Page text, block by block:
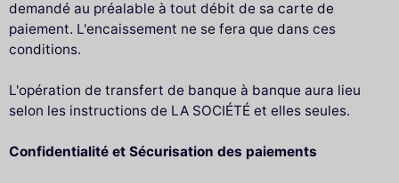
demandé au préalable à tout débit de sa carte de
paiement. L'encaissement ne se fera que dans ces
conditions.
L'opération de transfert de banque à banque aura lieu
selon les instructions de LA SOCIÉTÉ et elles seules.
Confidentialité et Sécurisation des paiements